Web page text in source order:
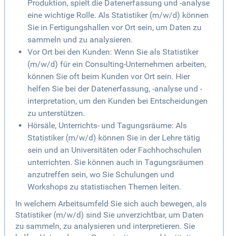
Produktion, spielt die Datenerfassung und -analyse
eine wichtige Rolle. Als Statistiker (m/w/d) können
Sie in Fertigungshallen vor Ort sein, um Daten zu
sammeln und zu analysieren.
Vor Ort bei den Kunden: Wenn Sie als Statistiker
(m/w/d) für ein Consulting-Unternehmen arbeiten,
können Sie oft beim Kunden vor Ort sein. Hier
helfen Sie bei der Datenerfassung, -analyse und -
interpretation, um den Kunden bei Entscheidungen
zu unterstützen.
Hörsäle, Unterrichts- und Tagungsräume: Als
Statistiker (m/w/d) können Sie in der Lehre tätig
sein und an Universitäten oder Fachhochschulen
unterrichten. Sie können auch in Tagungsräumen
anzutreffen sein, wo Sie Schulungen und
Workshops zu statistischen Themen leiten.
In welchem Arbeitsumfeld Sie sich auch bewegen, als
Statistiker (m/w/d) sind Sie unverzichtbar, um Daten
zu sammeln, zu analysieren und interpretieren. Sie